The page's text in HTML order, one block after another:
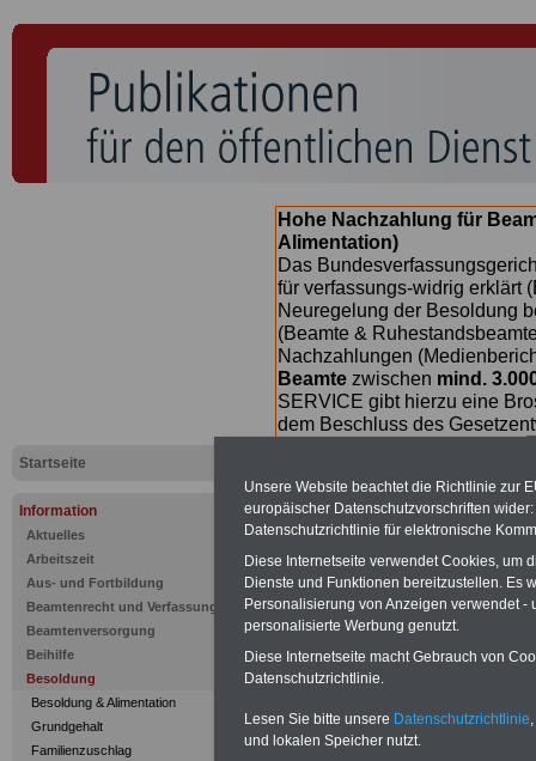
Startseite
Information
Aktuelles
Arbeitszeit
Aus- und Fortbildung
Beamtenrecht und Verfassung
Beamtenversorgung
Beihilfe
Besoldung
Besoldung & Alimentation
Grundgehalt
Familienzuschlag
Hohe Nachzahlung für
Alimentation)
Das
für verfassungs-widrig erklärt
Neuregelung der Besoldung
(Beamte &
Nachzahlungen
Beamte zwischen mind.
SERVICE gibt hierzu eine
dem Beschluss des
Unsere Website beachtet die Richtlinie zur
europäischer Datenschutzvorschriften
Datenschutzrichtlinie für elektronische
Diese Internetseite verwendet Cookies, um
Dienste und Funktionen bereitzustellen. Es
Personalisierung von Anzeigen verwendet
personalisierte Werbung genutzt.
Diese Internetseite macht Gebrauch von
Datenschutzrichtlinie.
Lesen Sie bitte unsere Datenschutzrichtlinie
und lokalen Speicher nutzt.